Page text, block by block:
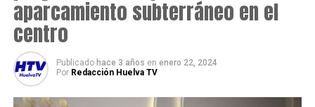
aparcamiento subterráneo en el
centro
Publicado hace 3 años en enero 22, 2024
Por Redacción Huelva TV